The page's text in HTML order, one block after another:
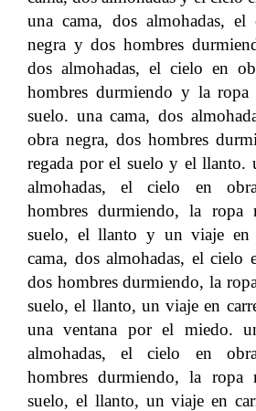
una cama, dos almohadas,
negra y dos hombres
dos almohadas, el cielo en
hombres durmiendo y la ropa
suelo. una cama, dos
obra negra, dos hombres
regada por el suelo y el llanto.
almohadas, el cielo en
hombres durmiendo, la ropa
suelo, el llanto y un viaje en
cama, dos almohadas, el cielo
dos hombres durmiendo, la
suelo, el llanto, un viaje en
una ventana por el miedo.
almohadas, el cielo en
hombres durmiendo, la ropa
suelo, el llanto, un viaje en